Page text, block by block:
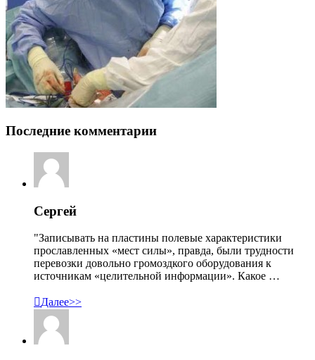
Последние комментарии
Сергей
"Записывать на пластины полевые характеристики
прославленных «мест силы», правда, были трудности
перевозки довольно громоздкого оборудования к
источникам «целительной информации». Какое …
Далее>>